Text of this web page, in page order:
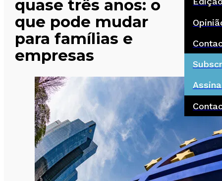
quase três anos: o
que pode mudar
para famílias e
empresas